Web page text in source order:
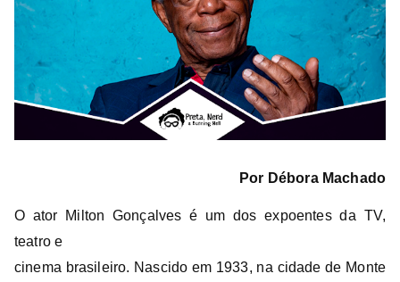
Por Débora Machado
O ator Milton Gonçalves é um dos expoentes da TV,
teatro e
cinema brasileiro. Nascido em 1933, na cidade de Monte